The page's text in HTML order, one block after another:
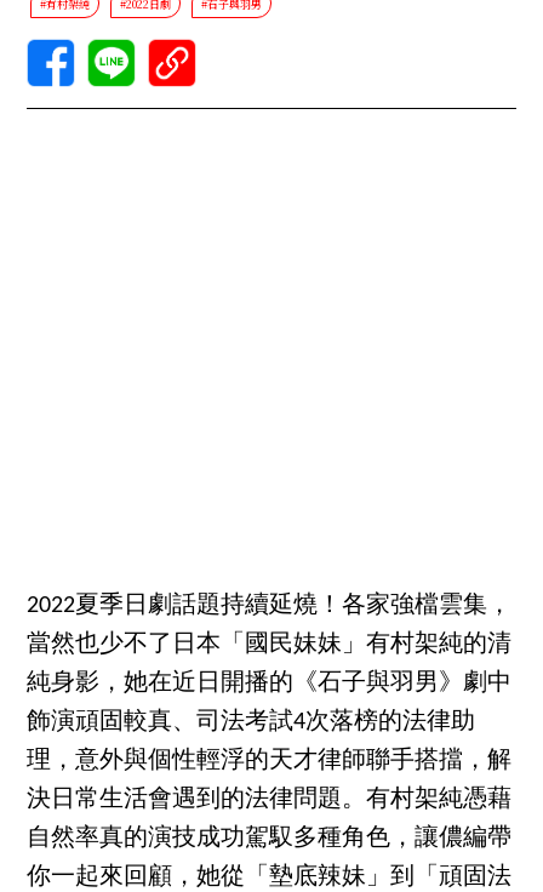
#有村架純 #2022日劇 #石子與羽男
2022夏季日劇話題持續延燒！各家強檔雲集，
當然也少不了日本「國民妹妹」有村架純的清
純身影，她在近日開播的《石子與羽男》劇中
飾演頑固較真、司法考試4次落榜的法律助
理，意外與個性輕浮的天才律師聯手搭擋，解
決日常生活會遇到的法律問題。有村架純憑藉
自然率真的演技成功駕馭多種角色，讓儂編帶
你一起來回顧，她從「墊底辣妹」到「頑固法